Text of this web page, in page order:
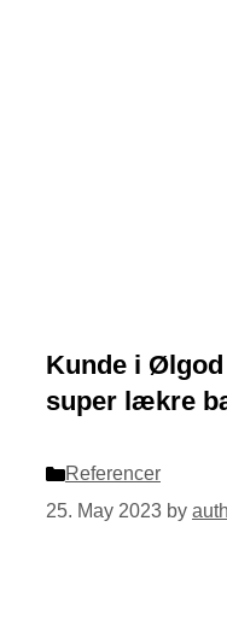
Kunde i
super lækre
Categories
Referencer
25. May 2023 by